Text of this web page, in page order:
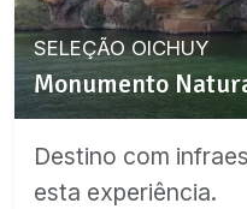
SELEÇÃO OICHUY
Monumento
Destino com
esta experiência.